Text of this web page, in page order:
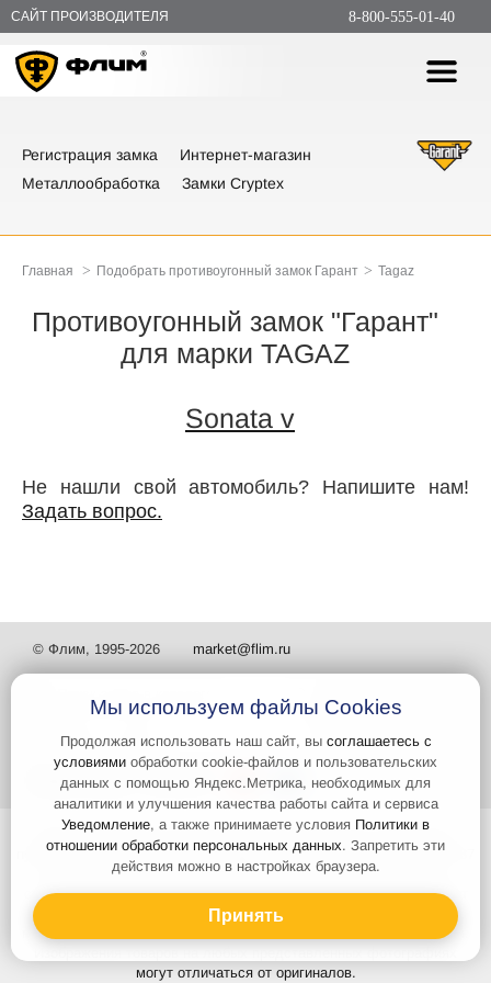
САЙТ ПРОИЗВОДИТЕЛЯ 8-800-555-01-40
Регистрация замка
Интернет-магазин
Металлообработка
Замки Cryptex
Главная > Подобрать противоугонный замок Гарант > Tagaz
Противоугонный замок "Гарант"
для марки TAGAZ
Sonata v
Не нашли свой автомобиль? Напишите нам!
Задать вопрос.
© Флим, 1995-2026 market@flim.ru
Задать вопрос Контакты
Интернет-сайт носит информационный характер и не является
публичной офертой, которая определяется положениями статьи 437
Гражданского кодекса РФ. Информация о характеристиках и
стоимости товаров, указанных на сайте, условия доставки может
быть изменена в одностороннем порядке. Информация по ценам,
может отличаться от фактической, к моменту оформления заказа.
могут отличаться от оригиналов.
Мы используем файлы Cookies
Продолжая использовать наш сайт, вы соглашаетесь с
условиями обработки cookie-файлов и пользовательских
данных с помощью Яндекс.Метрика, необходимых для
аналитики и улучшения качества работы сайта и сервиса
Уведомление, а также принимаете условия Политики в
отношении обработки персональных данных. Запретить эти
действия можно в настройках браузера.
Принять